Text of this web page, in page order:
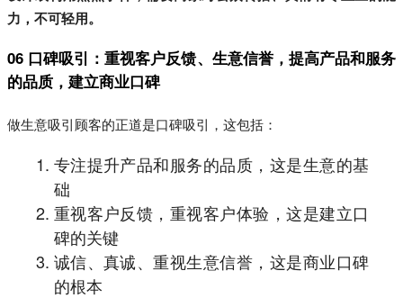
力，不可轻用。
06 口碑吸引：重视客户反馈、生意信誉，提高产品和服务
的品质，建立商业口碑
做生意吸引顾客的正道是口碑吸引，这包括：
专注提升产品和服务的品质，这是生意的基
础
重视客户反馈，重视客户体验，这是建立口
碑的关键
诚信、真诚、重视生意信誉，这是商业口碑
的根本